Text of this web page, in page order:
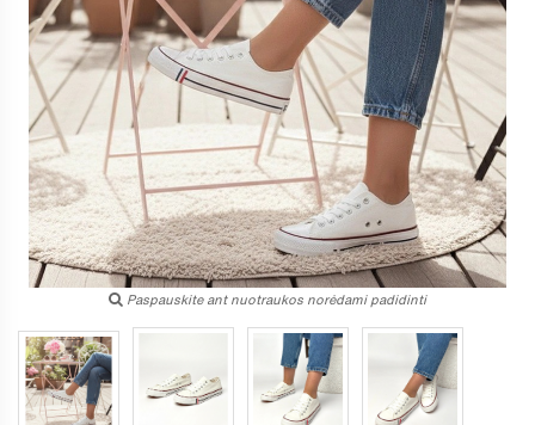
Paspauskite ant nuotraukos norėdami padidinti